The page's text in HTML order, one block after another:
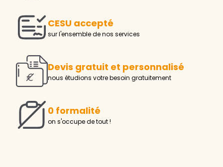
CESU accepté
sur l'ensemble de nos services
Devis gratuit et personnalisé
nous étudions votre besoin gratuitement
0 formalité
on s'occupe de tout !